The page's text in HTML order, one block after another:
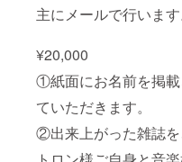
主にメールで行います
¥20,000
①紙面にお名前を掲
ていただきます。
②出来上がった雑誌